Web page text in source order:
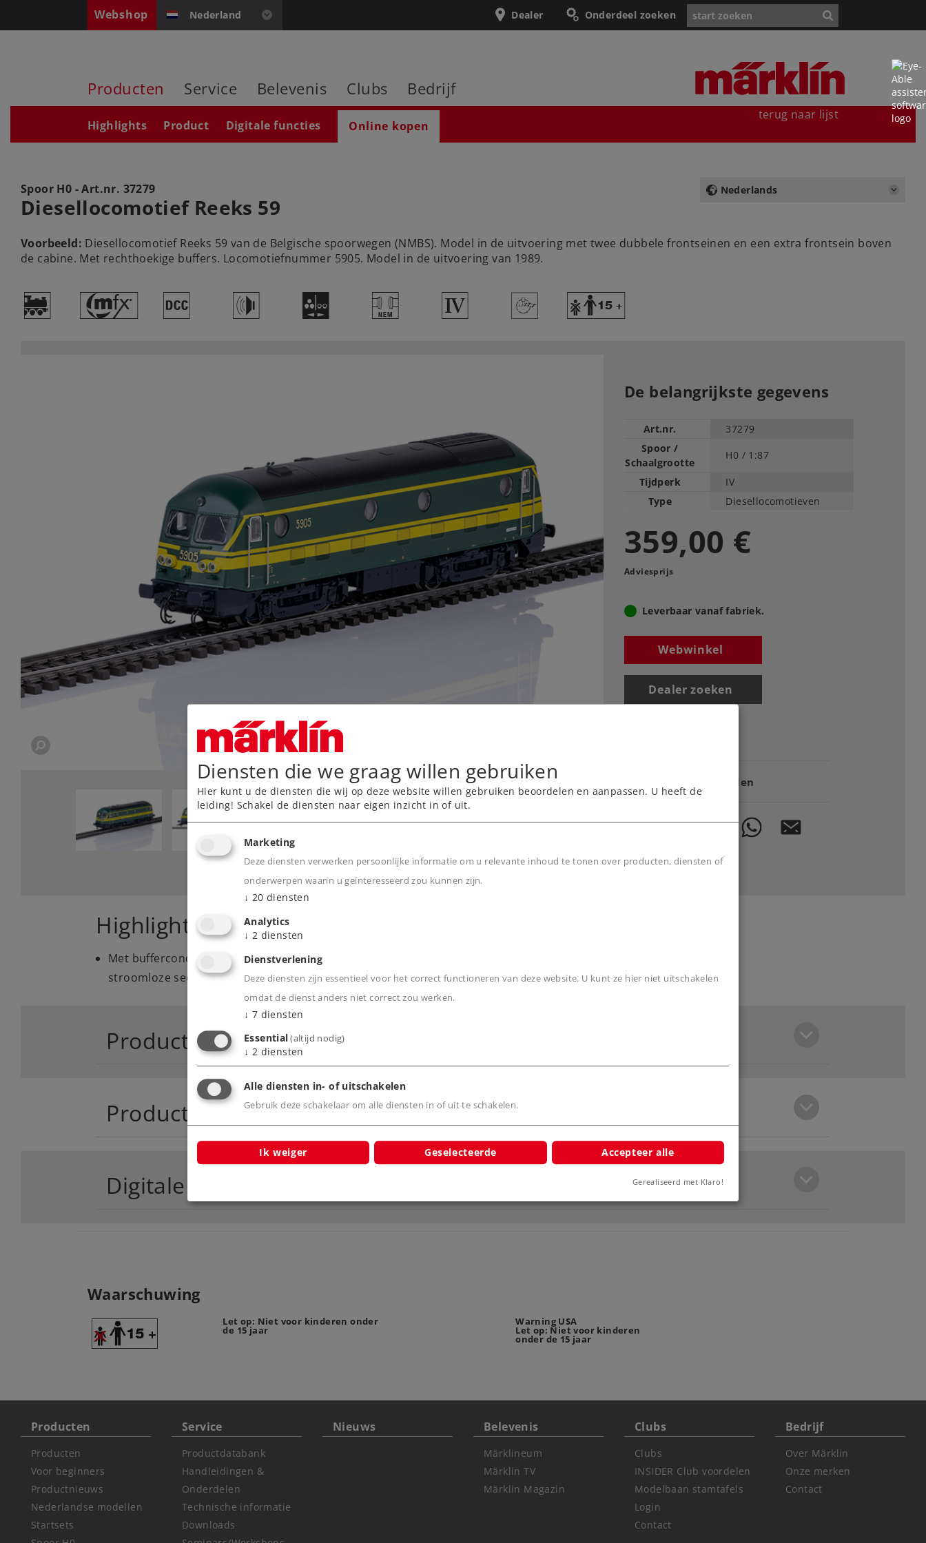
Webshop Nederland Onderdeel zoeken
Dealer
Producten Service Belevenis Clubs Bedrijf
Highlights Product Digitale functies Online kopen
terug naar lijst
Nederlands
Spoor H0 - Art.nr. 37279
Diesellocomotief Reeks 59
Voorbeeld: Diesellocomotief Reeks 59 van de Belgische spoorwegen (NMBS). Model in de uitvoering met twee dubbele frontseinen en een extra frontsein boven
de cabine. Met rechthoekige buffers. Locomotiefnummer 5905. Model in de uitvoering van 1989.
) # § h N T 4 > Y
De belangrijkste gegevens
Art.nr.
37279
Spoor /
Schaalgrootte
H0 / 1:87
Tijdperk
IV
Type
Diesellocomotieven
359,00 €
Adviesprijs
Leverbaar vanaf fabriek.
Webwinkel
Dealer zoeken
Onderdelen bestellen
Highlights
Met buffercondensator voor het overbruggen van korte
stroomloze secties.
Product
Productinfo
Digitale functies
Waarschuwing
Let op: Niet voor kinderen onder
de 15 jaar
Warning USA
Let op: Niet voor kinderen
onder de 15 jaar
Producten
Producten
Voor beginners
Productnieuws
Nederlandse modellen
Startsets
Service
Productdatabank
Handleidingen &
Onderdelen
Technische informatie
Downloads
Nieuws Belevenis
Märklineum
Märklin TV
Märklin Magazin
Clubs
Clubs
INSIDER Club voordelen
Modelbaan stamtafels
Login
Contact
Bedrijf
Over Märklin
Onze merken
Contact
Diensten die we graag willen gebruiken
Hier kunt u de diensten die wij op deze website willen gebruiken beoordelen en aanpassen. U heeft de
leiding! Schakel de diensten naar eigen inzicht in of uit.
Marketing
Deze diensten verwerken persoonlijke informatie om u relevante inhoud te tonen over producten, diensten of
onderwerpen waarin u geïnteresseerd zou kunnen zijn.
↓ 20 diensten
Analytics
↓ 2 diensten
Dienstverlening
Deze diensten zijn essentieel voor het correct functioneren van deze website. U kunt ze hier niet uitschakelen
omdat de dienst anders niet correct zou werken.
↓ 7 diensten
Essential(altijd nodig)
↓ 2 diensten
Alle diensten in- of uitschakelen
Gebruik deze schakelaar om alle diensten in of uit te schakelen.
Ik weiger Geselecteerde Accepteer alle
Gerealiseerd met Klaro!